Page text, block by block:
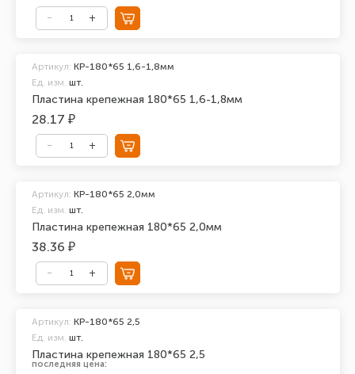
Пластина крепежная 180*65 1,6-1,8мм
Артикул: KP-180*65 1,6-1,8мм
Ед. изм. шт.
28.17 ₽
Пластина крепежная 180*65 2,0мм
Артикул: KP-180*65 2,0мм
Ед. изм. шт.
38.36 ₽
Пластина крепежная 180*65 2,5
Артикул: KP-180*65 2,5
Ед. изм. шт.
последняя цена: